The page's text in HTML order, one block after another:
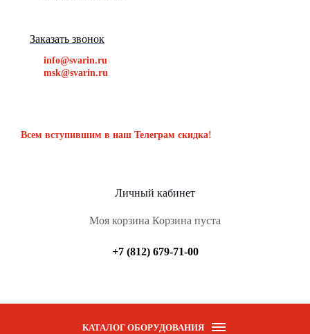
Заказать звонок
info@svarin.ru
msk@svarin.ru
Всем вступившим в наш Телеграм скидка!
Личный кабинет
Моя корзина Корзина пуста
+7 (812) 679-71-00
КАТАЛОГ ОБОРУДОВАНИЯ